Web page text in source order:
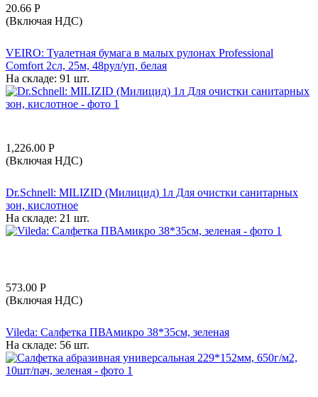
20.66 Р
(Включая НДС)
VEIRO: Туалетная бумага в малых рулонах Professional
Comfort 2сл, 25м, 48рул/уп, белая
На складе: 91 шт.
1,226.00 Р
(Включая НДС)
Dr.Schnell: MILIZID (Милицид) 1л Для очистки санитарных
зон, кислотное
На складе: 21 шт.
573.00 Р
(Включая НДС)
Vileda: Салфетка ПВАмикро 38*35см, зеленая
На складе: 56 шт.